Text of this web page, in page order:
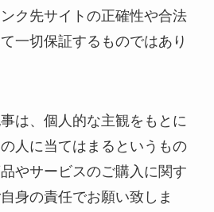
ク先サイトの正確性や合法
一切保証するものではあり
は、個人的な主観をもとに
人に当てはまるというもの
やサービスのご購入に関す
身の責任でお願い致しま